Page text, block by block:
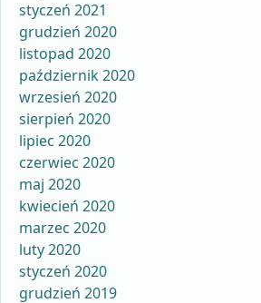
styczeń 2021
grudzień 2020
listopad 2020
październik 2020
wrzesień 2020
sierpień 2020
lipiec 2020
czerwiec 2020
maj 2020
kwiecień 2020
marzec 2020
luty 2020
styczeń 2020
grudzień 2019